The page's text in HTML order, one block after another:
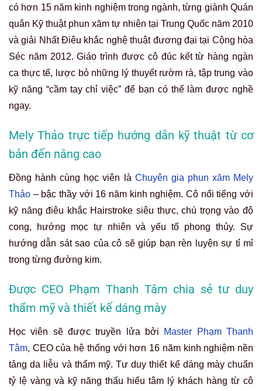
có hơn 15 năm kinh nghiệm trong ngành, từng giành Quán
quân Kỹ thuật phun xăm tự nhiên tại Trung Quốc năm 2010
và giải Nhất Điêu khắc nghệ thuật đương đại tại Cộng hòa
Séc năm 2012. Giáo trình được cô đúc kết từ hàng ngàn
ca thực tế, lược bỏ những lý thuyết rườm rà, tập trung vào
kỹ năng “cầm tay chỉ việc” để bạn có thể làm được nghề
ngay.
Mely Thảo trực tiếp hướng dẫn kỹ thuật từ cơ
bản đến nâng cao
Đồng hành cùng học viên là Chuyên gia phun xăm Mely
Thảo – bậc thầy với 16 năm kinh nghiệm. Cô nổi tiếng với
kỹ năng điêu khắc Hairstroke siêu thực, chú trọng vào độ
cong, hướng mọc tự nhiên và yếu tố phong thủy. Sự
hướng dẫn sát sao của cô sẽ giúp bạn rèn luyện sự tỉ mỉ
trong từng đường kim.
Được CEO Phạm Thanh Tâm chia sẻ tư duy
thẩm mỹ và thiết kế dáng mày
Học viên sẽ được truyền lửa bởi
Master Phạm Thanh
Tâm, CEO của hệ thống với hơn 16 năm kinh nghiệm nền
tảng da liễu và thẩm mỹ. Tư duy thiết kế dáng mày chuẩn
tỷ lệ vàng và kỹ năng thấu hiểu tâm lý khách hàng từ cô